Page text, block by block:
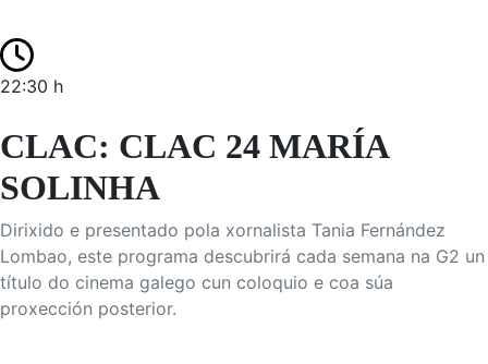
22:30 h
CLAC: CLAC 24 MARÍA
SOLINHA
Dirixido e presentado pola xornalista Tania Fernández
Lombao, este programa descubrirá cada semana na G2 un
título do cinema galego cun coloquio e coa súa
proxección posterior.